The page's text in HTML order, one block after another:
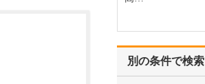
別の条件で検索